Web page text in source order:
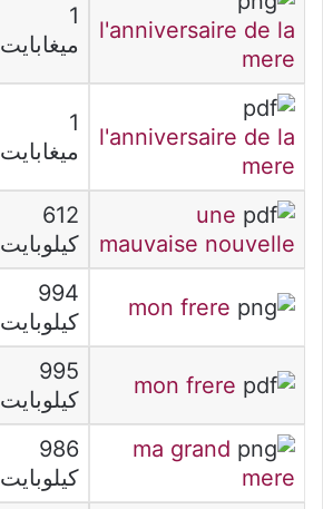
l'anniversaire de la
mere
1
ميغابايت
l'anniversaire de la
mere
1
ميغابايت
une
mauvaise nouvelle
612
كيلوبايت
mon frere
994
كيلوبايت
mon frere
995
كيلوبايت
ma grand
mere
986
كيلوبايت